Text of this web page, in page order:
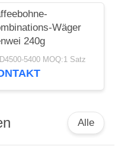
Wäger
240g
5400 MOQ:1 Satz
Alle